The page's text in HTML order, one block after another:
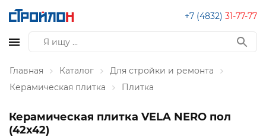
+7 (4832) 31-77-77
Главная Каталог
Для стройки и ремонта
Керамическая плитка
Плитка
Керамическая плитка VELA NERO пол
(42х42)